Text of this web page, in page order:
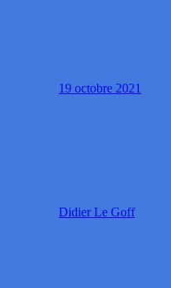
19 octobre 2021
Didier Le Goff